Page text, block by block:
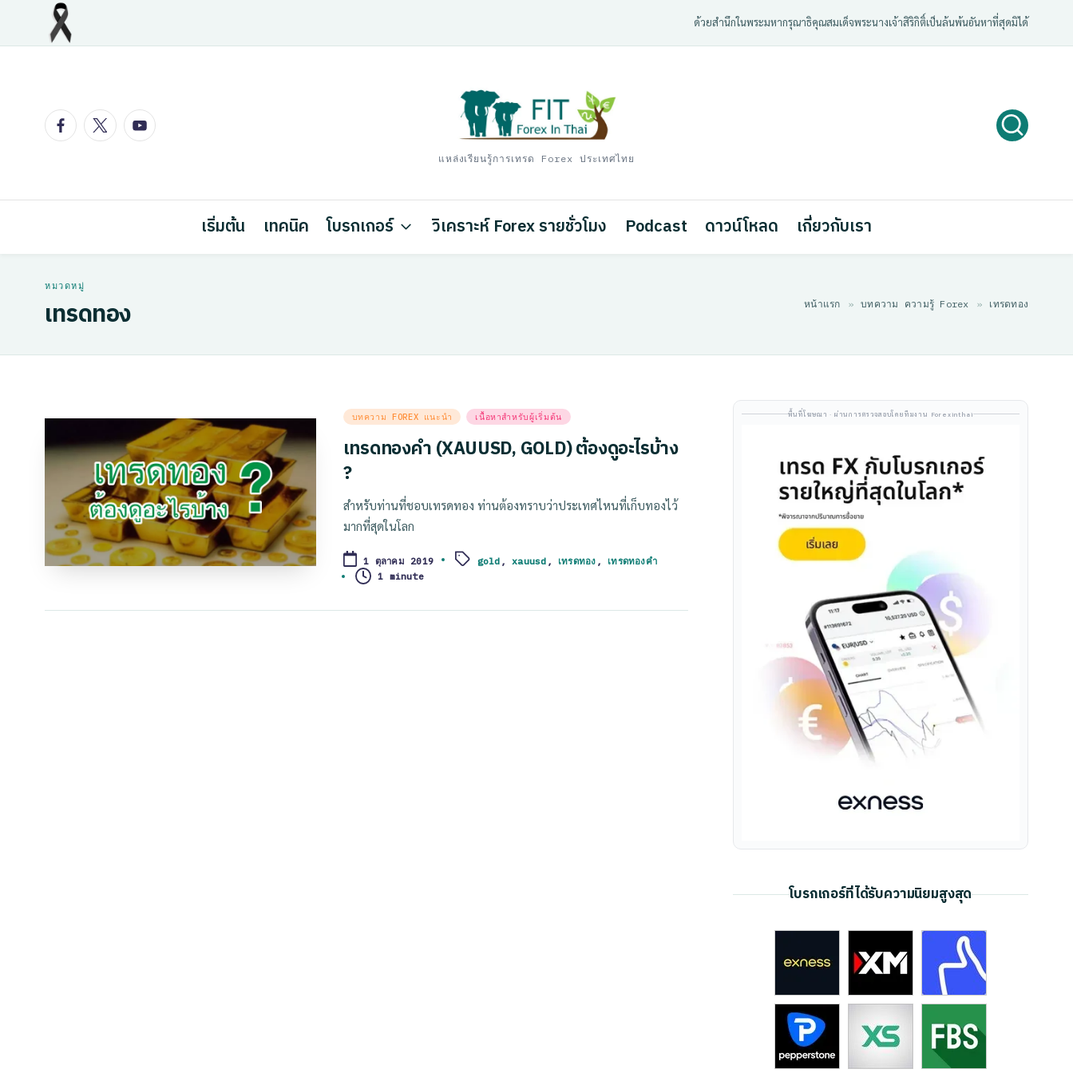
ด้วยสํานึกในพระมหากรุณาธิคุณสมเด็จพระนางเจ้าสิริกิติ์เป็นล้นพ้นอันหาที่สุดมิได้
FacebookTwitterYoutube
แหล่งเรียนรู้การเทรด Forex ประเทศไทย
เริ่มต้น เทคนิค โบรกเกอร์ วิเคราะห์ Forex รายชั่วโมง Podcast ดาวน์โหลด เกี่ยวกับเรา
เทรดทอง หน้าแรก » บทความ ความรู้ Forex » เทรดทอง
Posted
in
บทความ FOREX แนะนำ เนื้อหาสำหรับผู้เริ่มต้น
เทรดทองคำ (XAUUSD, GOLD) ต้องดูอะไรบ้าง
?
สำหรับท่านที่ชอบเทรดทอง ท่านต้องทราบว่าประเทศไหนที่เก็บทองไว้
มากที่สุดในโลก
1 ตุลาคม 2019
Tags: gold ,xauusd , เทรดทอง , เทรดทองคำ
1 minute
พื้นที่โฆษณา · ผ่านการตรวจสอบโดยทีมงาน Forexinthai
โบรกเกอร์ที่ได้รับความนิยมสูงสุด